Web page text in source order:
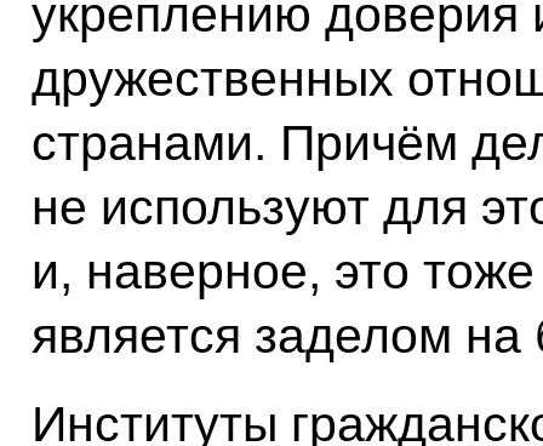
укреплению доверия
дружественных
странами. Причём
не используют для
и, наверное, это
является заделом
Институты